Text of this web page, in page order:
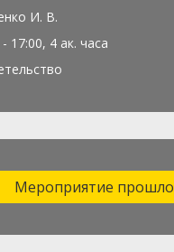
И. В.
17:00, 4 ак. часа
Мероприятие прошло